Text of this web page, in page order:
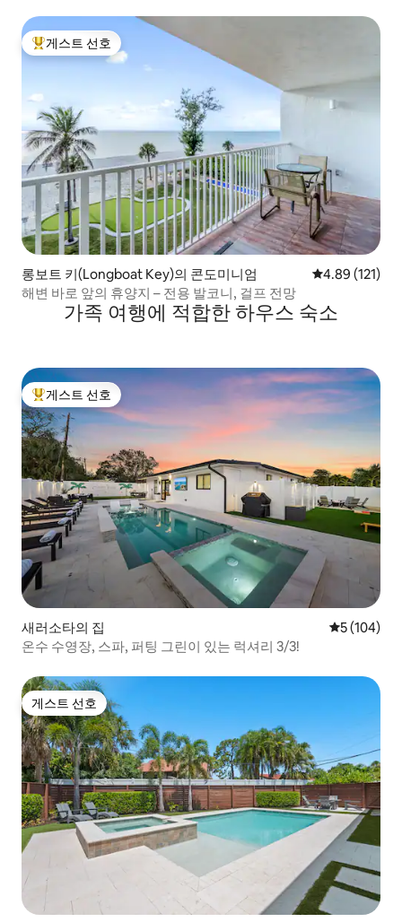
상위 게스트 선호
게스트 선호
롱보트 키(Longboat Key)의 콘도미니엄 평점 4.89점(5
4.89 (121)
해변 바로 앞의 휴양지 – 전용 발코니, 걸프 전망
가족 여행에 적합한 하우스 숙소
상위 게스트 선호
게스트 선호
새러소타의 집 평점 5점(5
5 (104)
온수 수영장, 스파, 퍼팅 그린이 있는 럭셔리 3/3!
게스트 선호
게스트 선호